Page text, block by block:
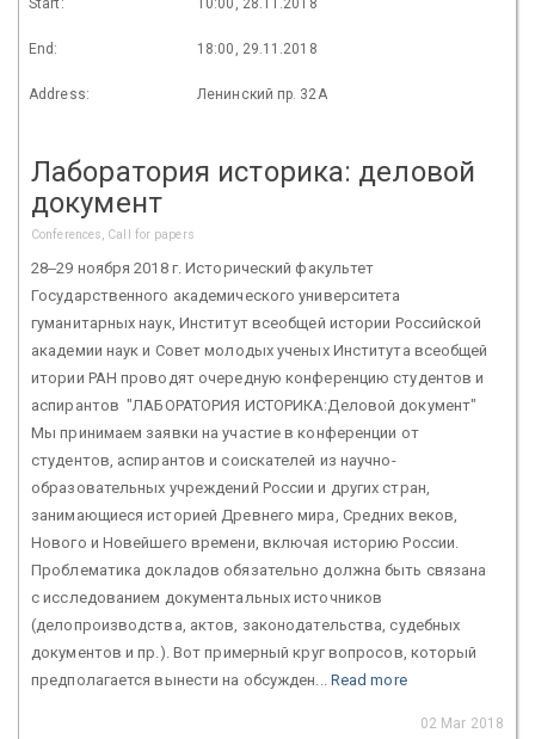
End: 18:00, 29.11.2018
Address: Ленинский пр. 32А
Лаборатория историка: деловой
документ
Conferences, Call for papers
28‒29 ноября 2018 г. Исторический факультет
Государственного академического университета
гуманитарных наук, Институт всеобщей истории Российской
академии наук и Совет молодых ученых Института всеобщей
итории РАН проводят очередную конференцию студентов и
аспирантов "ЛАБОРАТОРИЯ ИСТОРИКА:Деловой документ"
Мы принимаем заявки на участие в конференции от
студентов, аспирантов и соискателей из научно-
образовательных учреждений России и других стран,
занимающиеся историей Древнего мира, Средних веков,
Нового и Новейшего времени, включая историю России.
Проблематика докладов обязательно должна быть связана
с исследованием документальных источников
(делопроизводства, актов, законодательства, судебных
документов и пр.). Вот примерный круг вопросов, который
предполагается вынести на обсужден... Read more
02 Mar 2018